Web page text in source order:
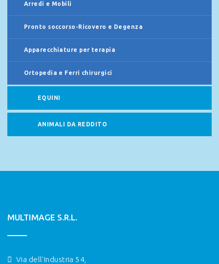
Arredi e Mobili
Pronto soccorso-Ricovero e Degenza
Apparecchiature per terapia
Ortopedia e Ferri chirurgici
EQUINI
ANIMALI DA REDDITO
MULTIMAGE S.R.L.
Via dell'Industria 54,